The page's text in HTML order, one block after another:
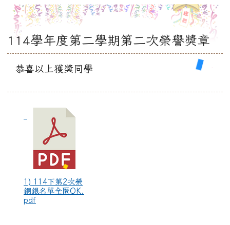
114學年度第二學期第二次榮譽獎章
恭喜以上獲獎同學
1) 114下第2次榮
銅銀名單全匿OK.
pdf